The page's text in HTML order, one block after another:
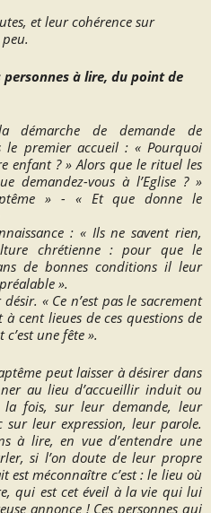
et leur cohérence sur
à lire, du point de
démarche de demande de
le premier accueil : « Pourquoi
enfant ? »Alors que le rituel les
demandez-vous à l’Eglise ? »
» - « Et que donne le
: « Ils ne savent rien,
chrétienne : pour que le
de bonnes conditions il leur
».
désir. « Ce n’est pas le sacrement
à cent lieues de ces questions de
une fête ».
peut laisser à désirer dans
au lieu d’accueillir induit ou
fois, sur leur demande, leur
sur leur expression, leur parole.
à lire, en vue d’entendre une
si l’on doute de leur propre
est méconnaître c’est: le lieu où
qui est cet éveil à la vie qui lui
annonce !Ces personnes qui